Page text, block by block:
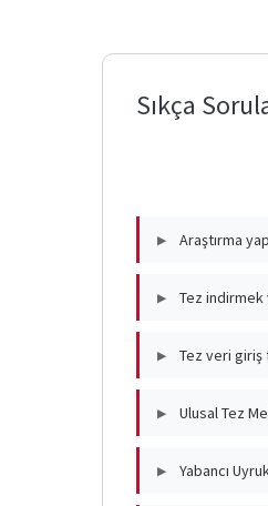
Bilim
Standart
DETSİS
Sıkça
▶ Araştırma
Araştırma
▶ Tez
Tez
▶ Tez veri giriş
Evet. Tez
▶ Ulusal Tez
Ulusal Tez
▶ Yabancı